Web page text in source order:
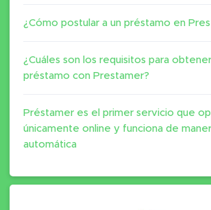
¿Cómo postular a un préstamo en
¿Cuáles son los requisitos para
préstamo con Prestamer?
Préstamer es el primer servicio que
únicamente online y funciona de
automática